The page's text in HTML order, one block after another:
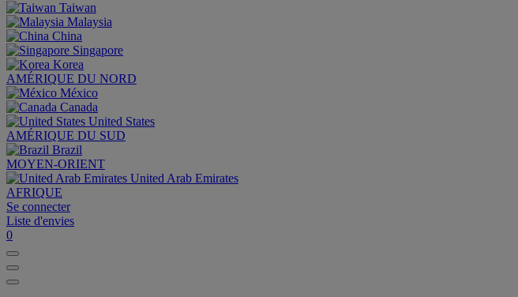
Taiwan
Malaysia
China
Singapore
Korea
AMÉRIQUE DU NORD
México
Canada
United States
AMÉRIQUE DU SUD
Brazil
MOYEN-ORIENT
United Arab Emirates
AFRIQUE
Se connecter
Liste d'envies
0